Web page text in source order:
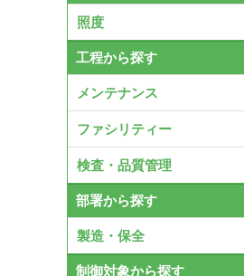
照度
工程から探す
メンテナンス
ファシリティー
検査・品質管理
部署から探す
製造・保全
制御対象から探す